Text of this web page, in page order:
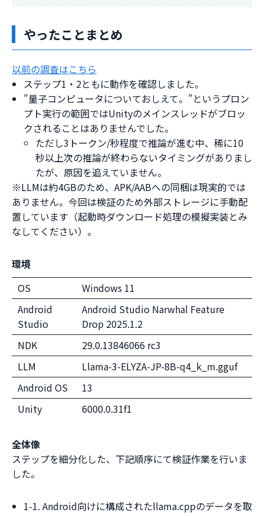
やったことまとめ
以前の調査はこちら
ステップ1・2ともに動作を確認しました。
”量子コンピュータについておしえて。”というプロン
プト実行の範囲ではUnityのメインスレッドがブロッ
クされることはありませんでした。
ただし3トークン/秒程度で推論が進む中、稀に10
秒以上次の推論が終わらないタイミングがありまし
たが、原因を追えていません。
※LLMは約4GBのため、APK/AABへの同梱は現実的では
ありません。今回は検証のため外部ストレージに手動配
置しています（起動時ダウンロード処理の模擬実装とみ
なしてください）。
環境
OS
Windows 11
Android
Studio
Android Studio Narwhal Feature
Drop 2025.1.2
NDK
29.0.13846066 rc3
LLM
Llama-3-ELYZA-JP-8B-q4_k_m.gguf
Android OS
13
Unity
6000.0.31f1
全体像
ステップを細分化した、下記順序にて検証作業を行いま
した。
1-1. Android向けに構成されたllama.cppのデータを取